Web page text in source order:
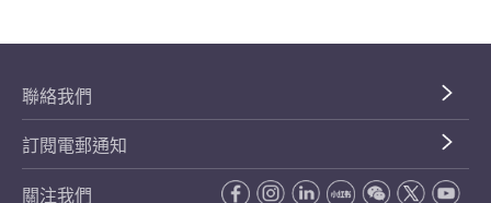
聯絡我們
訂閱電郵通知
關注我們